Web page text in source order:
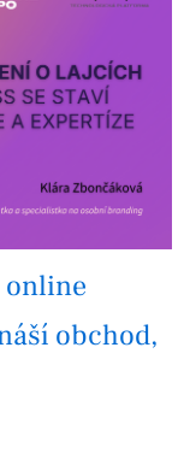
online
obchod,